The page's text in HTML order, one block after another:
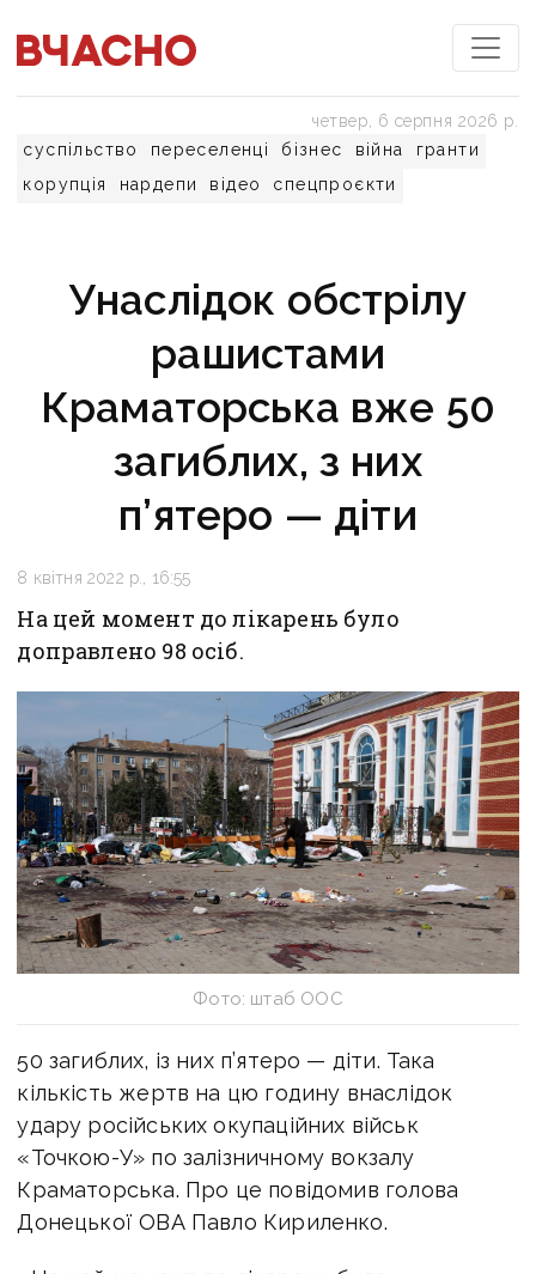
суспільство переселенці бізнес війна
гранти
корупція
нардепи відео спецпроєкти
четвер, 6 серпня 2026 р.
Унаслідок обстрілу
рашистами
Краматорська вже 50
загиблих, з них
п’ятеро — діти
8 квітня 2022 р., 16:55
На цей момент до лікарень було
доправлено 98 осіб.
Фото: штаб ООС
50 загиблих, із них п’ятеро — діти. Така
кількість жертв на цю годину внаслідок
удару російських окупаційних військ
«Точкою-У» по залізничному вокзалу
Краматорська. Про це повідомив голова
Донецької ОВА Павло Кириленко.